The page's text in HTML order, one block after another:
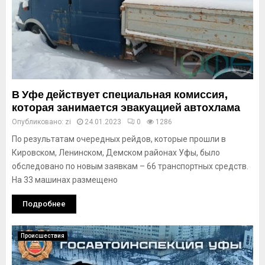
В Уфе действует специальная комиссия,
которая занимается эвакуацией автохлама
Опубликовано: zi 24.01.2023 0 1286
По результатам очередных рейдов, которые прошли в
Кировском, Ленинском, Демском районах Уфы, было
обследовано по новым заявкам – 66 транспортных средств.
На 33 машинах размещено
Подробнее
Происшествия